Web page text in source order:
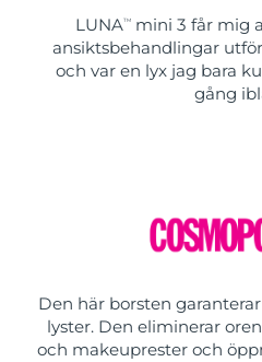
LUNATMmini 3 får mig
ansiktsbehandlingar
och var en lyx jag bara
gång
Den här borsten
lyster. Den eliminerar
och makeuprester och